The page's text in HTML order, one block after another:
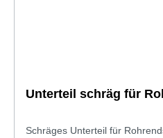
Unterteil schräg für
Schräges Unterteil für